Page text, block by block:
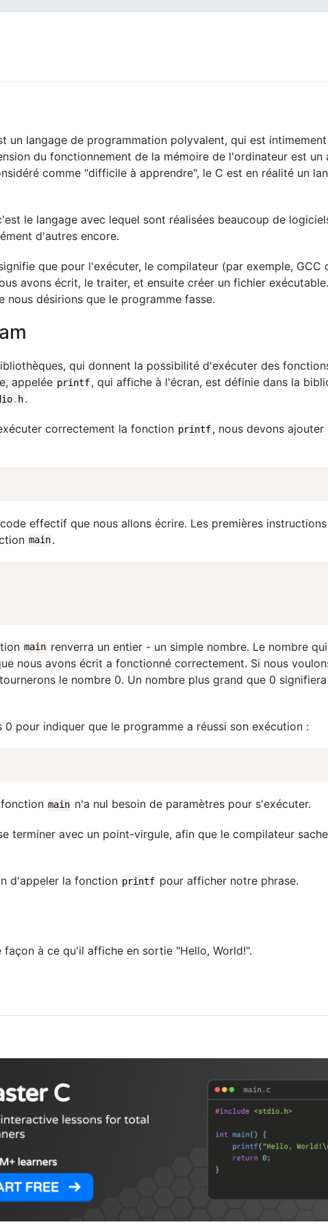
un langage de programmation polyvalent, qui est
du fonctionnement de la mémoire de l'ordinateur est
comme "difficile à apprendre", le C est en réalité un
le langage avec lequel sont réalisées beaucoup de
d'autres encore.
que pour l'exécuter, le compilateur (par exemple, GCC
avons écrit, le traiter, et ensuite créer un fichier
désirions que le programme fasse.
qui donnent la possibilité d'exécuter des
appelée printf, qui affiche à l'écran, est définie dans la
. h.
correctement la fonction printf, nous devons
effectif que nous allons écrire. Les premières
main.
main renverra un entier - un simple nombre. Le nombre
nous avons écrit a fonctionné correctement. Si nous
le nombre 0. Un nombre plus grand que 0
pour indiquer que le programme a réussi son exécution :
main n'a nul besoin de paramètres pour s'exécuter.
terminer avec un point-virgule, afin que le compilateur
d'appeler la fonction printf pour afficher notre phrase.
à ce qu'il affiche en sortie "Hello, World!".